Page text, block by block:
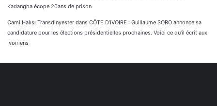
Kadangha écope 20ans de prison
Cami Halısı Transdinyester dans CÔTE D’IVOIRE : Guillaume SORO annonce sa
candidature pour les élections présidentielles prochaines. Voici ce qu’il écrit aux
Ivoiriens